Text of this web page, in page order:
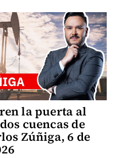
la puerta al
cuencas de
Zúñiga, 6 de